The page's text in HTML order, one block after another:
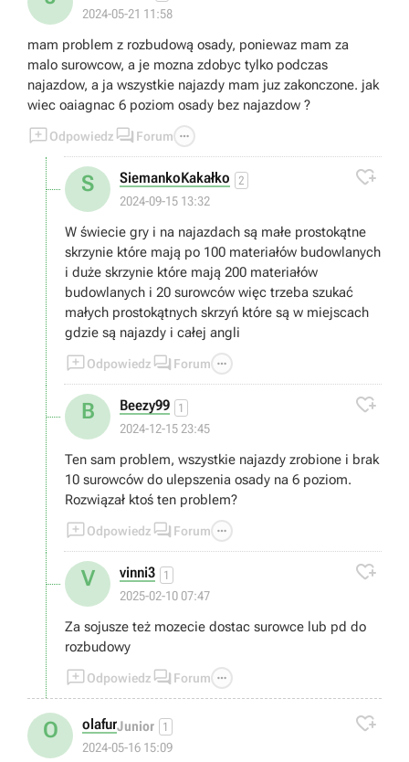
2024-05-21 11:58
mam problem z rozbudową osady, poniewaz mam za
malo surowcow, a je mozna zdobyc tylko podczas
najazdow, a ja wszystkie najazdy mam juz zakonczone. jak
wiec oaiagnac 6 poziom osady bez najazdow ?
Odpowiedz  Forum 
S SiemankoKakałko 2
2024-09-15 13:32

W świecie gry i na najazdach są małe prostokątne
skrzynie które mają po 100 materiałów budowlanych
i duże skrzynie które mają 200 materiałów
budowlanych i 20 surowców więc trzeba szukać
małych prostokątnych skrzyń które są w miejscach
gdzie są najazdy i całej angli
Odpowiedz  Forum 
B Beezy99 1
2024-12-15 23:45

Ten sam problem, wszystkie najazdy zrobione i brak
10 surowców do ulepszenia osady na 6 poziom.
Rozwiązał ktoś ten problem?
Odpowiedz  Forum 
V vinni3 1
2025-02-10 07:47

Za sojusze też mozecie dostac surowce lub pd do
rozbudowy
Odpowiedz  Forum 
O olafurJunior 1
2024-05-16 15:09
